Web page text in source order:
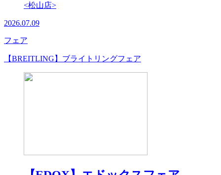
<松山店>
2026.07.09
フェア
【BREITLING】ブライトリングフェア